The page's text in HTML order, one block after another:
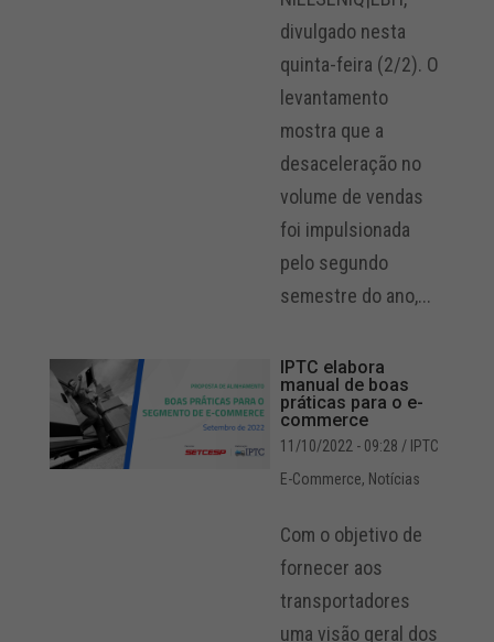
divulgado nesta
quinta-feira (2/2). O
levantamento
mostra que a
desaceleração no
volume de vendas
foi impulsionada
pelo segundo
semestre do ano,...
IPTC elabora
manual de boas
práticas para o e-
commerce
11/10/2022 - 09:28 / IPTC
E-Commerce, Notícias
Com o objetivo de
fornecer aos
transportadores
uma visão geral dos